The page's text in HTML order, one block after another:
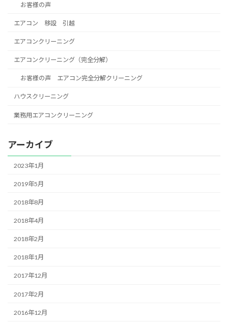
お客様の声
エアコン 移設 引越
エアコンクリーニング
エアコンクリーニング（完全分解）
お客様の声 エアコン完全分解クリーニング
ハウスクリーニング
業務用エアコンクリーニング
アーカイブ
2023年1月
2019年5月
2018年8月
2018年4月
2018年2月
2018年1月
2017年12月
2017年2月
2016年12月